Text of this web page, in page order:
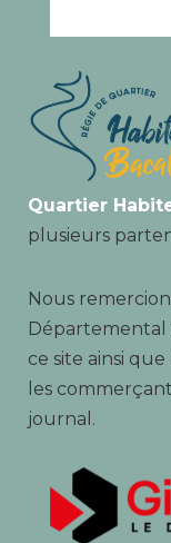
Quartier
plusieurs
Nous
Départemental
ce site ainsi
les
journal.